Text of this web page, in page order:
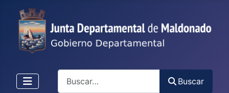
Buscar